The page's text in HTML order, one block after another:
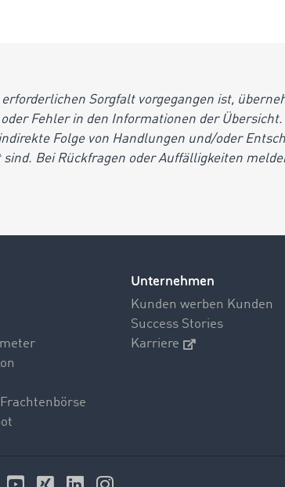
Sorgfalt vorgegangen ist,
Fehler in den Informationen der Übersicht.
Folge von Handlungen und/oder
Bei Rückfragen oder Auffälligkeiten
Unternehmen
Kunden werben Kunden
Success Stories
Karriere